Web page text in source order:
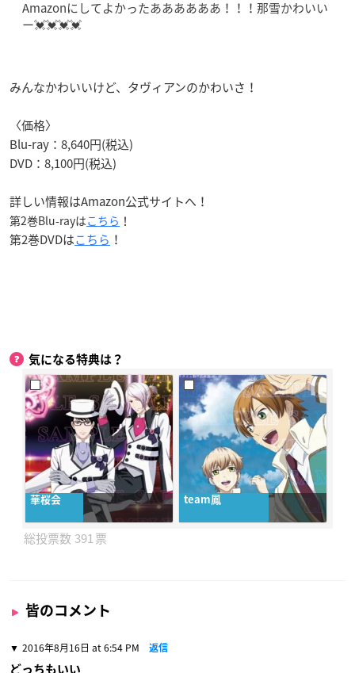
Amazonにしてよかったああああああ！！！那雪かわいい
ー💓💓💓💓
みんなかわいいけど、タヴィアンのかわいさ！
〈価格〉
Blu-ray：8,640円(税込)
DVD：8,100円(税込)
詳しい情報はAmazon公式サイトへ！
第2巻Blu-rayはこちら ！
第2巻DVDはこちら ！
気になる特典は？
華桜会 team鳳
391
皆のコメント
2016年8月16日 at 6:54 PM 返信
どっちもいい